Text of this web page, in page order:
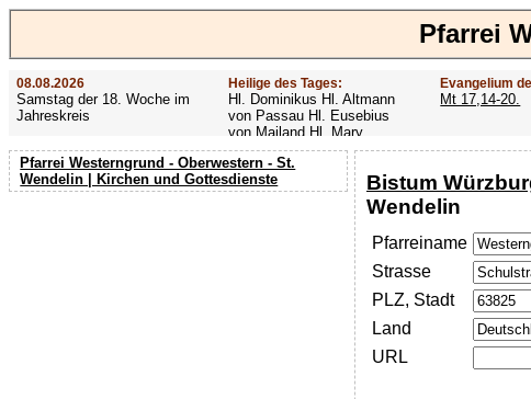
Pfarrei
08.08.2026
Samstag der 18. Woche im
Jahreskreis
Heilige des Tages:
Hl. Dominikus Hl. Altmann
von Passau Hl. Eusebius
von Mailand Hl. Mary
MacKillop Hl. Cyriakus Hl.
Hildiger Vierzehn heilige
Nothelfer Hl. Famian Hl.
Evangelium
Mt 17,14-20.
Pfarrei Westerngrund - Oberwestern - St.
Wendelin | Kirchen und Gottesdienste
Bistum
Wendelin
Pfarreiname
Strasse
PLZ, Stadt
Land
URL